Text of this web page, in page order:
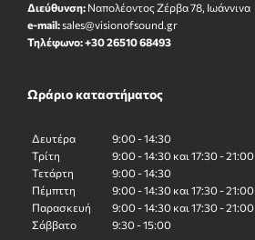
Διεύθυνση: Ναπολέοντος Zέρβα 78, Ιωάννινα
e-mail:sales@visionofsound.gr
Τηλέφωνο:+30 26510 68493
Ωράριο καταστήματος
Δευτέρα
9:00 - 14:30
Τρίτη
9:00 - 14:30 και 17:30 - 21:00
Τετάρτη
9:00 - 14:30
Πέμπττη
9:00 - 14:30 και 17:30 - 21:00
Παρασκευή
9:00 - 14:30 και 17:30 - 21:00
Σάββατο
9:30 - 15:00